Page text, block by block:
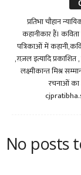
प्रतिभा चौहान
कहानीकार हैं।
पत्रिकाओं में
,ग़ज़ल इत्यादि प्रकाशित
लक्ष्मीकान्त मिश्र
रचनाओं का
No posts